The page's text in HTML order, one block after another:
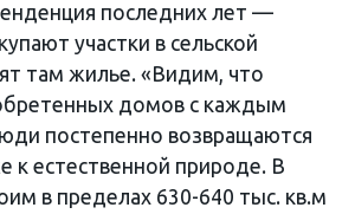
последних лет —
участки в сельской
там жилье. «Видим, что
домов с каждым
постепенно возвращаются
к естественной природе. В
в пределах 630-640 тыс. кв.м